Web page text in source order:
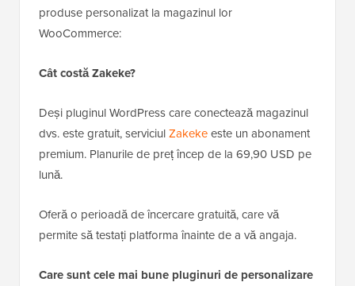
produse personalizat la magazinul lor
WooCommerce:
Cât costă Zakeke?
Deși pluginul WordPress care conectează magazinul
dvs. este gratuit, serviciulZakekeeste un abonament
premium. Planurile de preț încep de la 69,90 USD pe
lună.
Oferă o perioadă de încercare gratuită, care vă
permite să testați platforma înainte de a vă angaja.
Care sunt cele mai bune pluginuri de personalizare